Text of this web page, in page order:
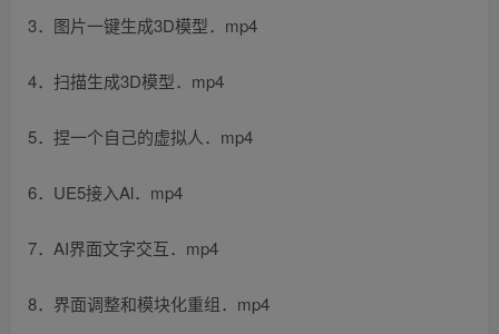
3．图片一键生成3D模型．mp4
4．扫描生成3D模型．mp4
5．捏一个自己的虚拟人．mp4
6．UE5接入Al．mp4
7．AI界面文字交互．mp4
8．界面调整和模块化重组．mp4